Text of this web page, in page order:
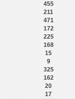
455
211
471
172
225
168
15
9
325
162
20
17